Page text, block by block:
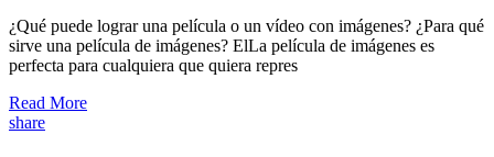
¿Qué puede lograr una película o un vídeo con imágenes? ¿Para qué
sirve una película de imágenes? ElLa película de imágenes es
perfecta para cualquiera que quiera repres
Read More
share